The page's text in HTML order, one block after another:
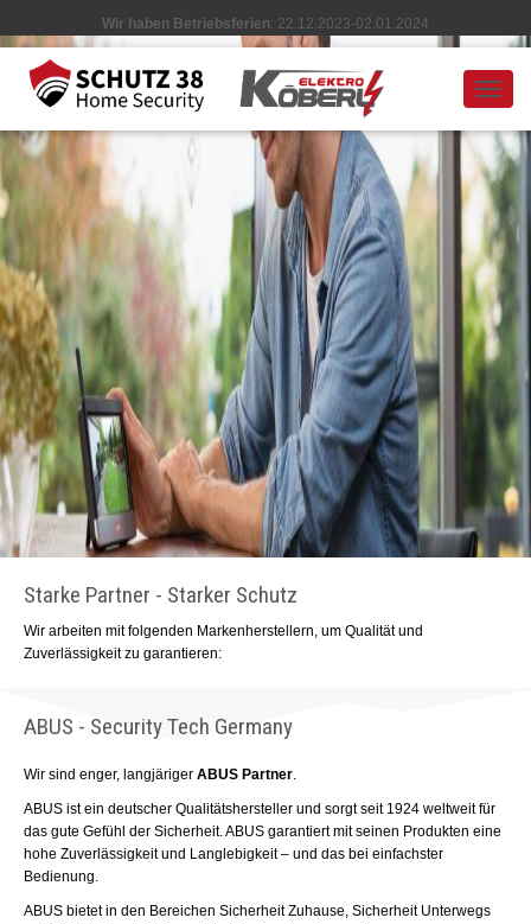
Wir haben Betriebsferien: 22.12.2023-02.01.2024
N
A
I
G
T
I
O
N
U
M
H
E
Starke Partner - Starker Schutz
Wir arbeiten mit folgenden Markenherstellern, um Qualität und
Zuverlässigkeit zu garantieren:
ABUS - Security Tech Germany​
Wir sind enger, langjäriger ABUS Partner.
ABUS ist ein deutscher Qualitätshersteller und sorgt seit 1924 weltweit für
das gute Gefühl der Sicherheit. ABUS garantiert mit seinen Produkten eine
hohe Zuverlässigkeit und Langlebigkeit – und das bei einfachster
Bedienung.
ABUS bietet in den Bereichen Sicherheit Zuhause, Sicherheit Unterwegs